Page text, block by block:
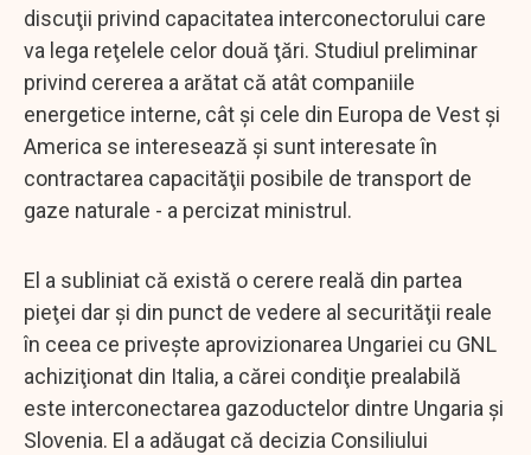
discuţii privind capacitatea interconectorului care
va lega reţelele celor două ţări. Studiul preliminar
privind cererea a arătat că atât companiile
energetice interne, cât şi cele din Europa de Vest şi
America se interesează şi sunt interesate în
contractarea capacităţii posibile de transport de
gaze naturale - a percizat ministrul.
El a subliniat că există o cerere reală din partea
pieţei dar şi din punct de vedere al securităţii reale
în ceea ce priveşte aprovizionarea Ungariei cu GNL
achiziţionat din Italia, a cărei condiţie prealabilă
este interconectarea gazoductelor dintre Ungaria şi
Slovenia. El a adăugat că decizia Consiliului